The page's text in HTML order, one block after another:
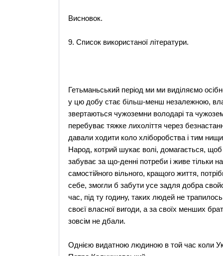
Висновок.
9. Список використаної літератури.
Гетьманьський період ми ми виділяємо
у цю добу стає більш-менш незалежною,
звертаються чужоземни володарі та
перебуває тяжке лихоліття через
давали ходити коло хліборобства і тим
Народ, котрий шукає волі, домагається,
забуває за що-денні потреби і живе тільки
самостійного вільного, кращого життя,
себе, змогли б забути усе задля добра
час, під ту годину, таких людей не
своєї власної вигоди, а за своїх менших
зовсім не дбали.
Однією видатною людиною в той час коли